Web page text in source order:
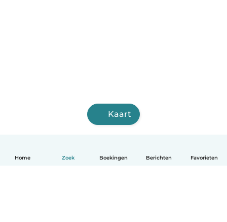
Home Zoek Boekingen Berichten Favorieten
Kaart